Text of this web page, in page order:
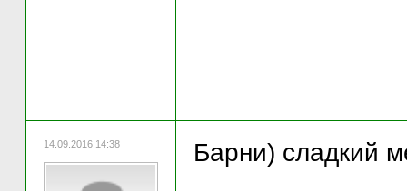
14.09.2016 14:38 Барни) сладкий